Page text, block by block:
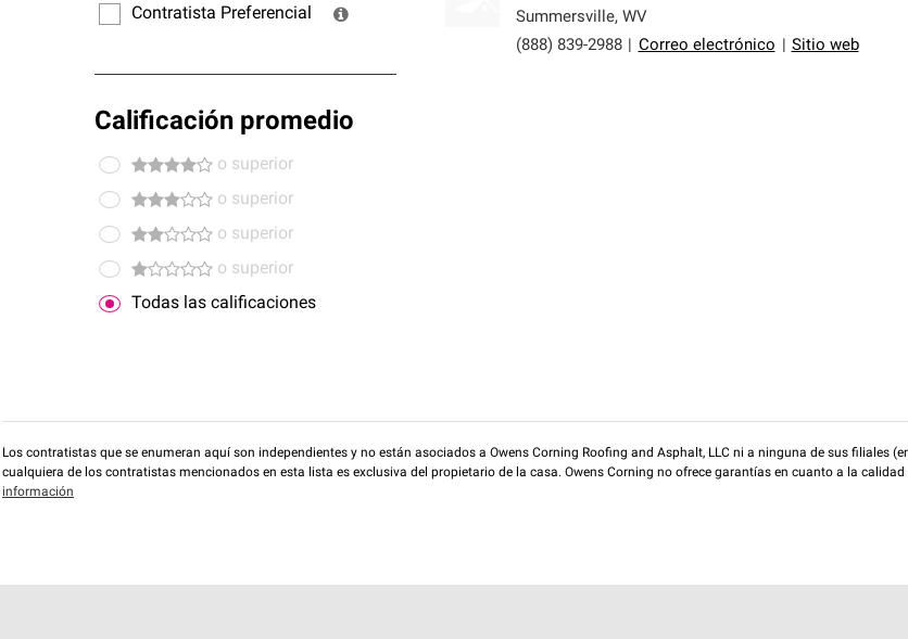
Contratista Preferencial
Calificación promedio
o superior
o superior
o superior
o superior
Todas las calificaciones
Summersville, WV
(888) 839-2988
Correo electrónico Sitio web
Los contratistas que se enumeran aquí son independientes y no están asociados a Owens Corning Roofing and Asphalt, LLC ni a ninguna de sus filiales
cualquiera de los contratistas mencionados en esta lista es exclusiva del propietario de la casa. Owens Corning no ofrece garantías en cuanto a la
información